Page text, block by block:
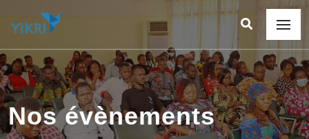
Nos évènements